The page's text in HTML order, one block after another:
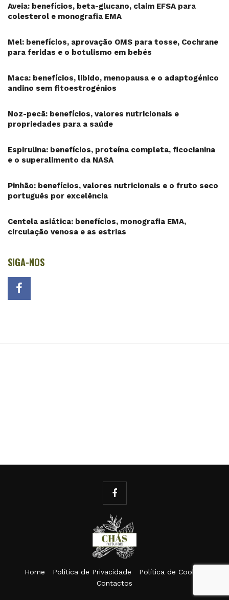
Aveia: benefícios, beta-glucano, claim EFSA para
colesterol e monografia EMA
Mel: benefícios, aprovação OMS para tosse, Cochrane
para feridas e o botulismo em bebés
Maca: benefícios, libido, menopausa e o adaptogénico
andino sem fitoestrogénios
Noz-pecã: benefícios, valores nutricionais e
propriedades para a saúde
Espirulina: benefícios, proteína completa, ficocianina
e o superalimento da NASA
Pinhão: benefícios, valores nutricionais e o fruto seco
português por excelência
Centela asiática: benefícios, monografia EMA,
circulação venosa e as estrias
SIGA-NOS
Home Política de Privacidade
Política de Cookies
Contactos